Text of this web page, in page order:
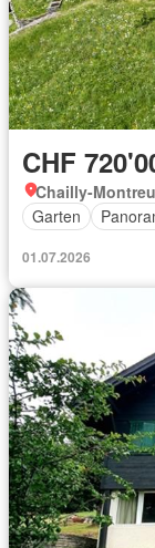
CHF
Chailly-
Garten
01.07.2026